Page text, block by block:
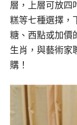
層，上層可放四
糕等七種選擇，
糖、西點或加價
生肖，與藝術家
購！